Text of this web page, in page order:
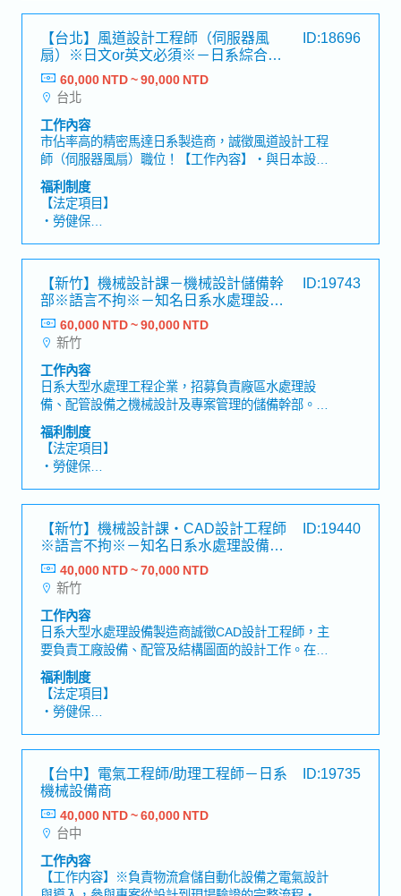
・各種休假（特別休假、婚假、喪假、生理假、產檢
假、陪產假、產假、育嬰假）
・退休金
【公司福利】
・獎金：平均4個月，一年分三次給予（依業績而
定）
・人事考核、年度調薪
・育兒津貼：5000元（每人每月）
・任職3年禮金：5000元
・生日假一日、生日禮金1000元
・創設紀念日一日休假(9月)
・全薪生理假(3天/月)、全薪病假(5天/年)
・員工健檢：一年1次
・國內外員工旅遊
【台北】風道設計工程師（伺服器風
扇）※日文or英文必須※－日系綜合電
機製造商
ID:18696
60,000 NTD ~ 90,000 NTD
台北
工作內容
市佔率高的精密馬達日系製造商，誠徵風道設計工程
師（伺服器風扇）職位！【工作內容】・與日本設計
團隊合作，針對顧客需求執行模擬進行風扇開發設計
(風道設計)・繪製機構設計圖面・開發過程中進行風
扇噪音、聲音品質及振動量測的頻譜分析、產品性能
檢驗測試及優化・其他主管交辦事項【組織結構】・
台灣公司全體：90人
福利制度
【法定項目】
・勞健保
・各種休假（特別休假、婚假、喪假、生理假、產檢
假、陪產假、產假、育嬰假）
・退休金
【公司福利】
・年終績效獎金 (平均2.5個月)
・人事考核升遷制度 (1年2次)
・員工旅遊、年終尾牙
・結婚津貼/生育津貼/喪葬補助
・資深優良員工特別補助
・健康檢查
【新竹】機械設計課－機械設計儲備幹
部※語言不拘※－知名日系水處理設備
製造商
ID:19743
60,000 NTD ~ 90,000 NTD
新竹
工作內容
日系大型水處理工程企業，招募負責廠區水處理設
備、配管設備之機械設計及專案管理的儲備幹部。
【工作內容】・負責廠區水處理設備、配管設備相關
機械設計工作・審核工程師製作的設計圖面及施工圖
面・使用AutoCAD進行圖面確認、修改及設計內容檢
討・負責專案時程、進度及品質管理・與客戶、協力
廠商及施工廠商進行技術討論與協調・製作及審核技
術文件、設計規範、報告等資料・分析設計問題並提
出改善方案・負責所屬成員的技術指導、工作管理及
人才培育・其他主管交辦事項
福利制度
【法定項目】
・勞健保
・各種休假（特別休假、婚假、喪假、生理假、產檢
假、陪產假、產假、育嬰假）
・退休金
【企業福利】
・年收約14個月，依業績而定 ※正職員工限定
・人事評價（一年一次）※正職員工限定
・交通費
・住宅津貼（常駐於客戶端的情況，公司會準備住
處）
・出差津貼
・伙食津貼
・三節禮金
・員工旅行
【新竹】機械設計課・CAD設計工程師
※語言不拘※－知名日系水處理設備製
造商
ID:19440
40,000 NTD ~ 70,000 NTD
新竹
工作內容
日系大型水處理設備製造商誠徵CAD設計工程師，主
要負責工廠設備、配管及結構圖面的設計工作。在穩
定的日系企業環境中，能夠活用BIM、CAD相關技
能，同時持續提升專業能力。【工作內容】・工廠設
備系統之設備、結構及配置相關圖面設計・配管、槽
體及各類零件之圖面設計・與客戶溝通需求，決定設
計規格及圖面內容・各類工程圖面繪製、套圖作業
（圖面展開）及圖面修訂・BIM整合作業・使用
AutoCAD、Revit、Navisworks 進行設計作業・其他
主管交辦事項【職缺魅力】・於大型日系企業中可長
期穩定發展・可活用 BIM、Revit、Navisworks 等先
進設計技能・可參與半導體工廠及水處理設備等大型
專案
福利制度
【法定項目】
・勞健保
・各種休假（特別休假、婚假、喪假、生理假、產檢
假、陪產假、產假、育嬰假）
・退休金
【企業福利】
・年收約14個月，依業績而定 ※正職員工限定
・人事評價（一年一次）※正職員工限定
・交通費
・住宅津貼（常駐於客戶端的情況，公司會準備住
【台中】電氣工程師/助理工程師－日系
機械設備商
ID:19735
40,000 NTD ~ 60,000 NTD
台中
工作內容
【工作内容】※負責物流倉儲自動化設備之電氣設計